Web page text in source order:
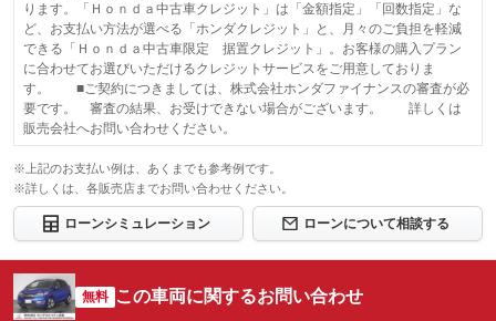
ります。「Ｈｏｎｄａ中古車クレジット」は「金額指定」「回数指定」な
ど、お支払い方法が選べる「ホンダクレジット」と、月々のご負担を軽減
できる「Ｈｏｎｄａ中古車限定 据置クレジット」。お客様の購入プラン
に合わせてお選びいただけるクレジットサービスをご用意しておりま
す。 ■ご契約につきましては、株式会社ホンダファイナンスの審査が必
要です。 審査の結果、お受けできない場合がございます。 詳しくは
販売会社へお問い合わせください。
※上記のお支払い例は、あくまでも参考例です。
※詳しくは、各販売店までお問い合わせください。
ローンシミュレーション ローンについて相談する
無料 この車両に関するお問い合わせ